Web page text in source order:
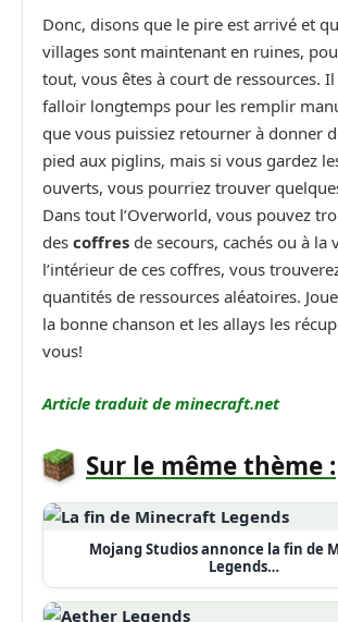
Donc, disons que le pire est arrivé et
villages sont maintenant en ruines,
tout, vous êtes à court de ressources.
falloir longtemps pour les remplir
que vous puissiez retourner à donner
pied aux piglins, mais si vous gardez
ouverts, vous pourriez trouver
Dans tout l’Overworld, vous pouvez
des coffres de secours, cachés ou à la
l’intérieur de ces coffres, vous
quantités de ressources aléatoires.
la bonne chanson et les allays les
vous!
Article traduit de minecraft.net
Sur le même thème :
Mojang Studios annonce la fin de
Legends…